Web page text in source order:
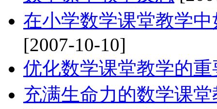
在小学数学课堂教学
[2007-10-10]
优化数学课堂教学的
充满生命力的数学课堂